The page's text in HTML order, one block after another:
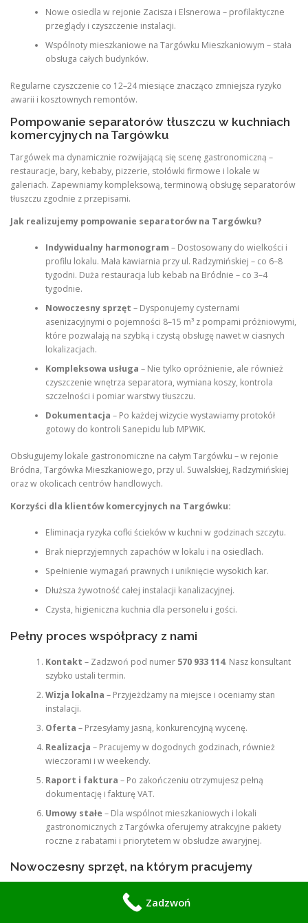
Nowe osiedla w rejonie Zacisza i Elsnerowa – profilaktyczne
przeglądy i czyszczenie instalacji.
Wspólnoty mieszkaniowe na Targówku Mieszkaniowym – stała
obsługa całych budynków.
Regularne czyszczenie co 12–24 miesiące znacząco zmniejsza ryzyko
awarii i kosztownych remontów.
Pompowanie separatorów tłuszczu w kuchniach
komercyjnych na Targówku
Targówek ma dynamicznie rozwijającą się scenę gastronomiczną –
restauracje, bary, kebaby, pizzerie, stołówki firmowe i lokale w
galeriach. Zapewniamy kompleksową, terminową obsługę separatorów
tłuszczu zgodnie z przepisami.
Jak realizujemy pompowanie separatorów na Targówku?
Indywidualny harmonogram – Dostosowany do wielkości i
profilu lokalu. Mała kawiarnia przy ul. Radzymińskiej – co 6–8
tygodni. Duża restauracja lub kebab na Bródnie – co 3–4
tygodnie.
Nowoczesny sprzęt – Dysponujemy cysternami
asenizacyjnymi o pojemności 8–15 m³ z pompami próżniowymi,
które pozwalają na szybką i czystą obsługę nawet w ciasnych
lokalizacjach.
Kompleksowa usługa – Nie tylko opróżnienie, ale również
czyszczenie wnętrza separatora, wymiana koszy, kontrola
szczelności i pomiar warstwy tłuszczu.
Dokumentacja – Po każdej wizycie wystawiamy protokół
gotowy do kontroli Sanepidu lub MPWiK.
Obsługujemy lokale gastronomiczne na całym Targówku – w rejonie
Bródna, Targówka Mieszkaniowego, przy ul. Suwalskiej, Radzymińskiej
oraz w okolicach centrów handlowych.
Korzyści dla klientów komercyjnych na Targówku:
Eliminacja ryzyka cofki ścieków w kuchni w godzinach szczytu.
Brak nieprzyjemnych zapachów w lokalu i na osiedlach.
Spełnienie wymagań prawnych i uniknięcie wysokich kar.
Dłuższa żywotność całej instalacji kanalizacyjnej.
Czysta, higieniczna kuchnia dla personelu i gości.
Pełny proces współpracy z nami
Kontakt – Zadzwoń pod numer 570 933 114. Nasz konsultant
szybko ustali termin.
Wizja lokalna – Przyjeżdżamy na miejsce i oceniamy stan
instalacji.
Oferta – Przesyłamy jasną, konkurencyjną wycenę.
Realizacja – Pracujemy w dogodnych godzinach, również
wieczorami i w weekendy.
Raport i faktura – Po zakończeniu otrzymujesz pełną
dokumentację i fakturę VAT.
Umowy stałe – Dla wspólnot mieszkaniowych i lokali
gastronomicznych z Targówka oferujemy atrakcyjne pakiety
roczne z rabatami i priorytetem w obsłudze awaryjnej.
Nowoczesny sprzęt, na którym pracujemy
Cysterny asenizacyjne z systemem płukania
Kamery inspekcyjne HD
Zadzwoń